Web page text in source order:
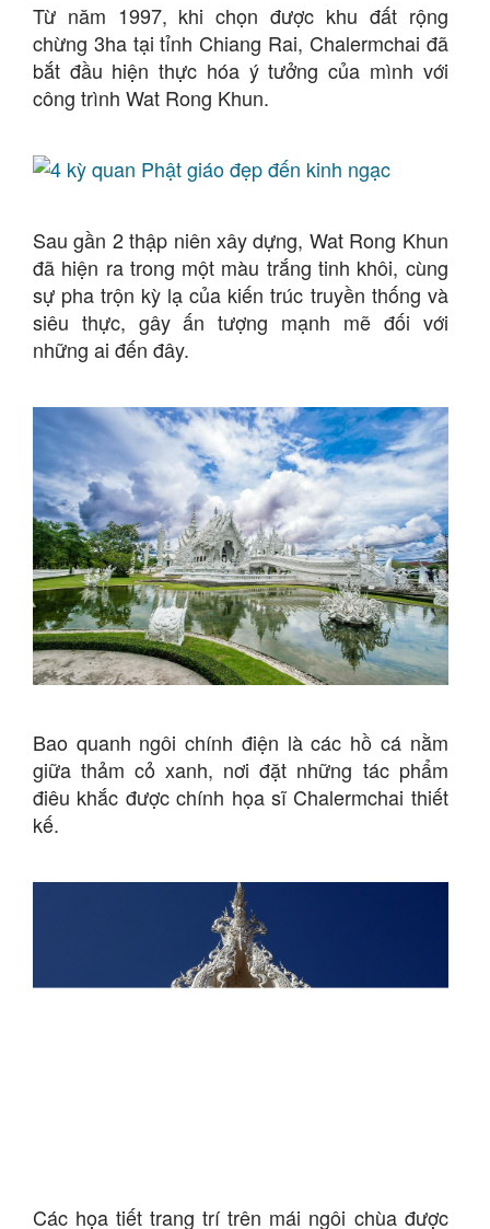
Từ năm 1997, khi chọn được khu đất rộng
chừng 3ha tại tỉnh Chiang Rai, Chalermchai đã
bắt đầu hiện thực hóa ý tưởng của mình với
công trình Wat Rong Khun.
Sau gần 2 thập niên xây dựng, Wat Rong Khun
đã hiện ra trong một màu trắng tinh khôi, cùng
sự pha trộn kỳ lạ của kiến trúc truyền thống và
siêu thực, gây ấn tượng mạnh mẽ đối với
những ai đến đây.
Bao quanh ngôi chính điện là các hồ cá nằm
giữa thảm cỏ xanh, nơi đặt những tác phẩm
điêu khắc được chính họa sĩ Chalermchai thiết
kế.
Các họa tiết trang trí trên mái ngôi chùa được